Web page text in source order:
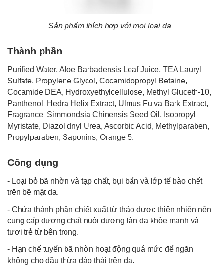
Sản phẩm thích hợp với mọi loại da
Thành phần
Purified Water, Aloe Barbadensis Leaf Juice, TEA Lauryl
Sulfate, Propylene Glycol, Cocamidopropyl Betaine,
Cocamide DEA, Hydroxyethylcellulose, Methyl Gluceth-10,
Panthenol, Hedra Helix Extract, Ulmus Fulva Bark Extract,
Fragrance, Simmondsia Chinensis Seed Oil, Isopropyl
Myristate, Diazolidnyl Urea, Ascorbic Acid, Methylparaben,
Propylparaben, Saponins, Orange 5.
Công dụng
- Loại bỏ bã nhờn và tạp chất, bụi bẩn và lớp tế bào chết
trên bề mặt da.
- Chứa thành phần chiết xuất từ thảo dược thiên nhiên nên
cung cấp dưỡng chất nuôi dưỡng làn da khỏe mạnh và
tươi trẻ từ bên trong.
- Hạn chế tuyến bã nhờn hoạt động quá mức để ngăn
không cho dầu thừa đào thải trên da.